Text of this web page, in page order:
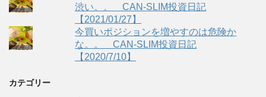
渋い。。 CAN-SLIM投資日記
【2021/01/27】
今買いポジションを増やすのは危険か
な。。 CAN-SLIM投資日記
【2020/7/10】
カテゴリー